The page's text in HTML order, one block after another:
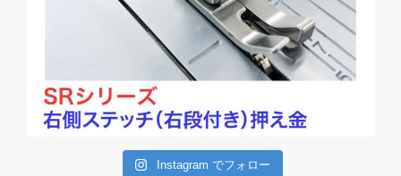
Instagram でフォロー